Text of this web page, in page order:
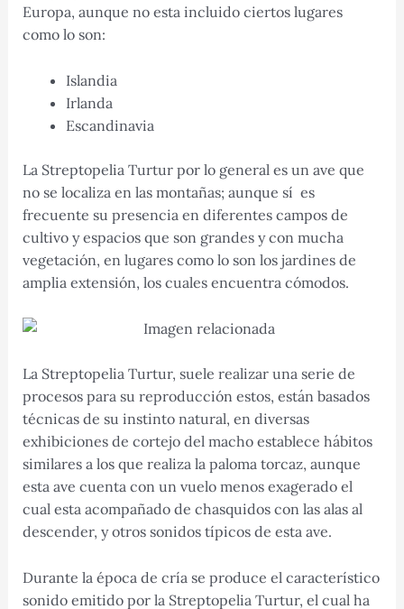
Europa, aunque no esta incluido ciertos lugares
como lo son:
Islandia
Irlanda
Escandinavia
La Streptopelia Turtur por lo general es un ave que
no se localiza en las montañas; aunque sí es
frecuente su presencia en diferentes campos de
cultivo y espacios que son grandes y con mucha
vegetación, en lugares como lo son los jardines de
amplia extensión, los cuales encuentra cómodos.
La Streptopelia Turtur, suele realizar una serie de
procesos para su reproducción estos, están basados
técnicas de su instinto natural, en diversas
exhibiciones de cortejo del macho establece hábitos
similares a los que realiza la paloma torcaz, aunque
esta ave cuenta con un vuelo menos exagerado el
cual esta acompañado de chasquidos con las alas al
descender, y otros sonidos típicos de esta ave.
Durante la época de cría se produce el característico
sonido emitido por la Streptopelia Turtur, el cual ha